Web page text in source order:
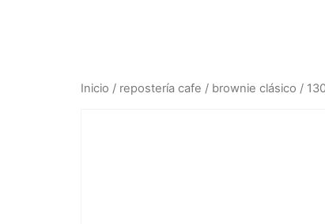
Inicio / repostería cafe / brownie clásico /